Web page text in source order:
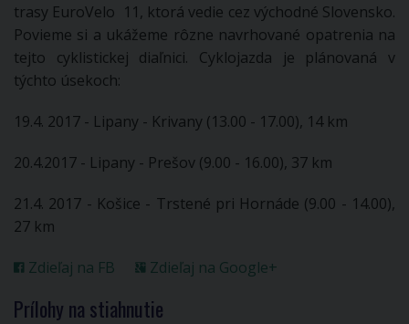
trasy EuroVelo 11, ktorá vedie cez východné Slovensko.
Povieme si a ukážeme rôzne navrhované opatrenia na
tejto cyklistickej diaľnici. Cyklojazda je plánovaná v
týchto úsekoch:
19.4. 2017 - Lipany - Krivany (13.00 - 17.00), 14 km
20.4.2017 - Lipany - Prešov (9.00 - 16.00), 37 km
21.4. 2017 - Košice - Trstené pri Hornáde (9.00 - 14.00),
27 km
Zdieľaj na FB Zdieľaj na Google+
Prílohy na stiahnutie